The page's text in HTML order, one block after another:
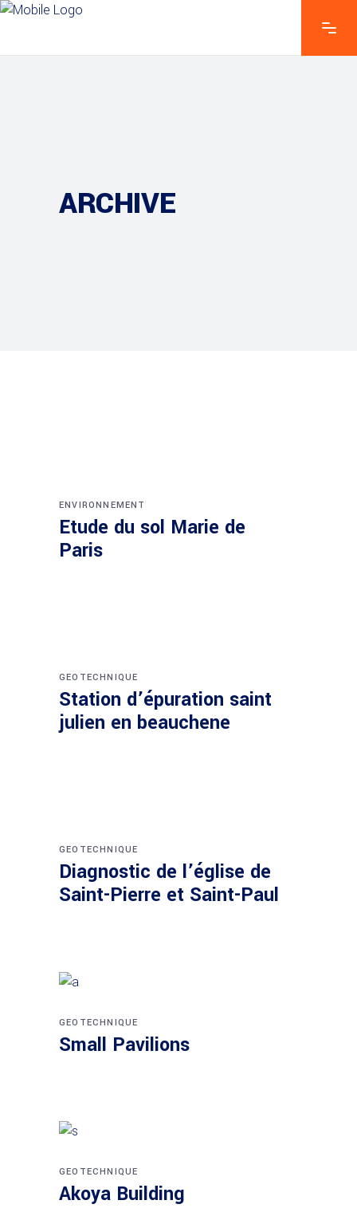
ARCHIVE
ENVIRONNEMENT
Etude du sol Marie de
Paris
GEOTECHNIQUE
Station d’épuration saint
julien en beauchene
GEOTECHNIQUE
Diagnostic de l’église de
Saint-Pierre et Saint-Paul
GEOTECHNIQUE
Small Pavilions
GEOTECHNIQUE
Akoya Building